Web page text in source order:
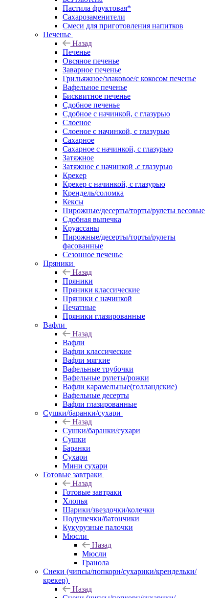
Пастила фруктовая*
Сахарозаменители
Смеси для приготовления напитков
Печенье
Назад
Печенье
Овсяное печенье
Заварное печенье
Грильяжное/злаковое/с кокосом печенье
Вафельное печенье
Бисквитное печенье
Сдобное печенье
Сдобное с начинкой, с глазурью
Слоеное
Слоеное с начинкой, с глазурью
Сахарное
Сахарное с начинкой, с глазурью
Затяжное
Затяжное с начинкой ,с глазурью
Крекер
Крекер с начинкой, с глазурью
Крендель/соломка
Кексы
Пирожные/десерты/торты/рулеты весовые
Сдобная выпечка
Круассаны
Пирожные/десерты/торты/рулеты
фасованные
Сезонное печенье
Пряники
Назад
Пряники
Пряники классические
Пряники с начинкой
Печатные
Пряники глазированные
Вафли
Назад
Вафли
Вафли классические
Вафли мягкие
Вафельные трубочки
Вафельные рулеты/рожки
Вафли карамельные(голландские)
Вафельные десерты
Вафли глазированные
Сушки/баранки/сухари
Назад
Сушки/баранки/сухари
Сушки
Баранки
Сухари
Мини сухари
Готовые завтраки
Назад
Готовые завтраки
Хлопья
Шарики/звездочки/колечки
Подушечки/батончики
Кукурузные палочки
Мюсли
Назад
Мюсли
Гранола
Снеки (чипсы/попкорн/сухарики/крендельки/
крекер)
Назад